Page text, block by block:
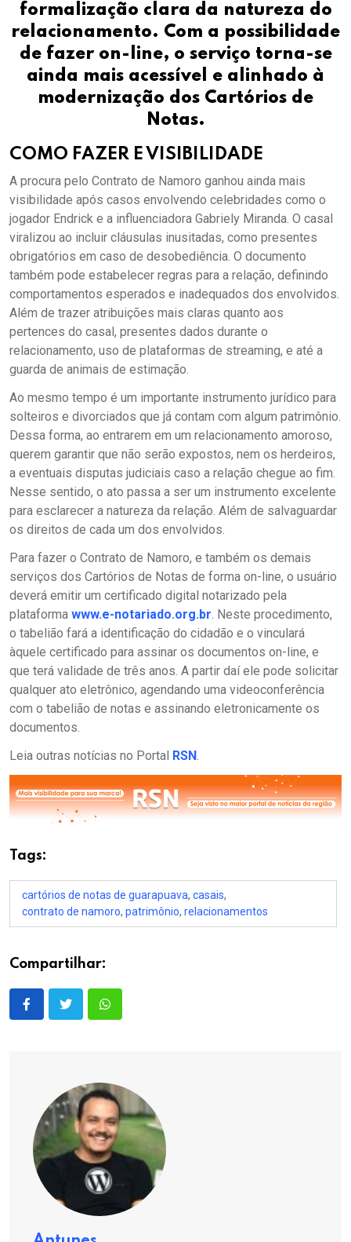
formalização clara da natureza do
relacionamento. Com a possibilidade
de fazer on-line, o serviço torna-se
ainda mais acessível e alinhado à
modernização dos Cartórios de
Notas.
COMO FAZER E VISIBILIDADE
A procura pelo Contrato de Namoro ganhou ainda mais
visibilidade após casos envolvendo celebridades como o
jogador Endrick e a influenciadora Gabriely Miranda. O casal
viralizou ao incluir cláusulas inusitadas, como presentes
obrigatórios em caso de desobediência. O documento
também pode estabelecer regras para a relação, definindo
comportamentos esperados e inadequados dos envolvidos.
Além de trazer atribuições mais claras quanto aos
pertences do casal, presentes dados durante o
relacionamento, uso de plataformas de streaming, e até a
guarda de animais de estimação.
Ao mesmo tempo é um importante instrumento jurídico para
solteiros e divorciados que já contam com algum patrimônio.
Dessa forma, ao entrarem em um relacionamento amoroso,
querem garantir que não serão expostos, nem os herdeiros,
a eventuais disputas judiciais caso a relação chegue ao fim.
Nesse sentido, o ato passa a ser um instrumento excelente
para esclarecer a natureza da relação. Além de salvaguardar
os direitos de cada um dos envolvidos.
Para fazer o Contrato de Namoro, e também os demais
serviços dos Cartórios de Notas de forma on-line, o usuário
deverá emitir um certificado digital notarizado pela
plataforma www.e-notariado.org.br . Neste procedimento,
o tabelião fará a identificação do cidadão e o vinculará
àquele certificado para assinar os documentos on-line, e
que terá validade de três anos. A partir daí ele pode solicitar
qualquer ato eletrônico, agendando uma videoconferência
com o tabelião de notas e assinando eletronicamente os
documentos.
Leia outras notícias no Portal RSN
Tags:
cartórios de notas de guarapuava, casais,
contrato de namoro, patrimônio, relacionamentos
Compartilhar: